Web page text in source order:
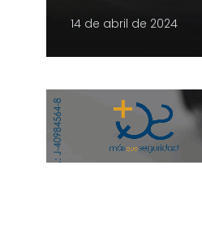
14 de abril de 2024